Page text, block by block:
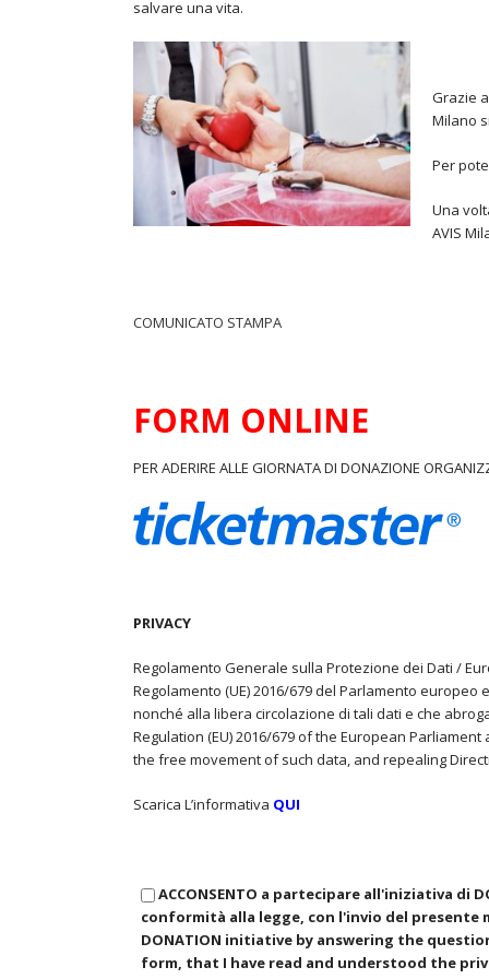
salvare una vita.
Grazie
Milano
Per
Una
AVIS
COMUNICATO STAMPA
FORM ONLINE
PER ADERIRE ALLE GIORNATA DI DONAZIONE
PRIVACY
Regolamento Generale sulla Protezione dei Dati /
Regolamento (UE) 2016/679 del Parlamento
nonché alla libera circolazione di tali dati e che
Regulation (EU) 2016/679 of the European
the free movement of such data, and repealing
Scarica L’informativa QUI
ACCONSENTO a partecipare all'iniziativa di
conformità alla legge, con l'invio del presente
DONATION initiative by answering the
form, that I have read and understood the